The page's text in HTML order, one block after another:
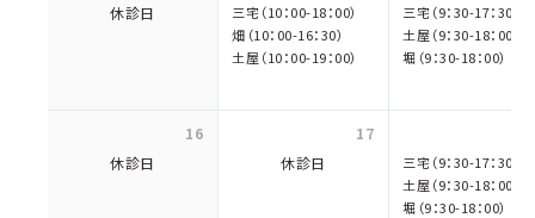
休診日
三宅（10：00-18：00）
畑（10：00-16：30）
土屋（10：00-19：00）
三宅（9：30-17：30）
土屋（9：30-18：00）
堀（9：30-18：00）
16
休診日
17
休診日
三宅（9：30-17：30）
土屋（9：30-18：00）
堀（9：30-18：00）